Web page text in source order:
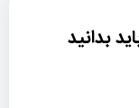
بدانید